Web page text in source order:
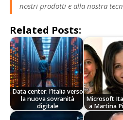
nostri prodotti e alla nostra
Related Posts:
Data center: l’Italia verso
la nuova sovranità
digitale
Microsoft
a Martina